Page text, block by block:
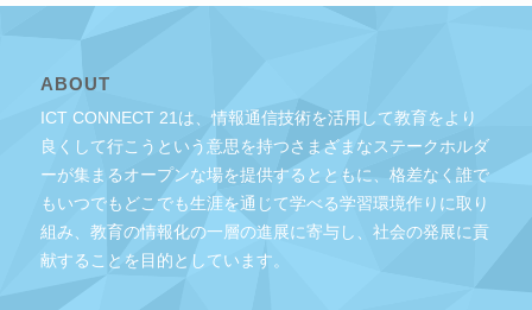
ABOUT
ICT CONNECT 21は、情報通信技術を活用して教育をより
良くして行こうという意思を持つさまざまなステークホルダ
ーが集まるオープンな場を提供するとともに、格差なく誰で
もいつでもどこでも生涯を通じて学べる学習環境作りに取り
組み、教育の情報化の一層の進展に寄与し、社会の発展に貢
献することを目的としています。